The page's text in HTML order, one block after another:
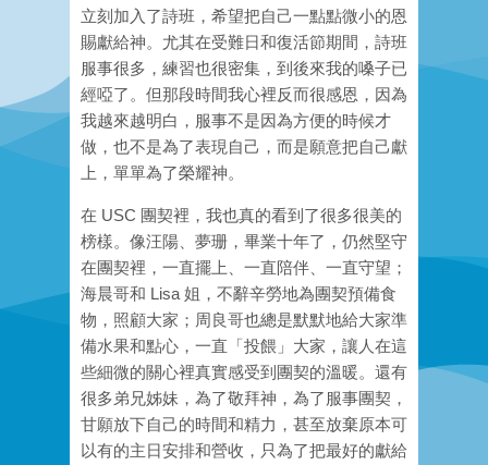
立刻加入了詩班，希望把自己一點點微小的恩
賜獻給神。尤其在受難日和復活節期間，詩班
服事很多，練習也很密集，到後來我的嗓子已
經啞了。但那段時間我心裡反而很感恩，因為
我越來越明白，服事不是因為方便的時候才
做，也不是為了表現自己，而是願意把自己獻
上，單單為了榮耀神。
在 USC 團契裡，我也真的看到了很多很美的
榜樣。像汪陽、夢珊，畢業十年了，仍然堅守
在團契裡，一直擺上、一直陪伴、一直守望；
海晨哥和 Lisa 姐，不辭辛勞地為團契預備食
物，照顧大家；周良哥也總是默默地給大家準
備水果和點心，一直「投餵」大家，讓人在這
些細微的關心裡真實感受到團契的溫暖。還有
很多弟兄姊妹，為了敬拜神，為了服事團契，
甘願放下自己的時間和精力，甚至放棄原本可
以有的主日安排和營收，只為了把最好的獻給